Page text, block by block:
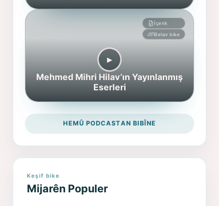
İçerik
Belav bike
▶︎
Mehmed Mihri Hilav’ın Yayınlanmış
Eserleri
HEMÛ PODCASTAN BIBÎNE
Keşif bike
Mijarên Populer